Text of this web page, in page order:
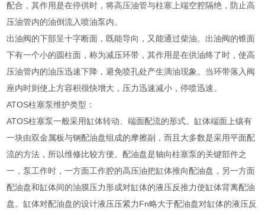
配合，其作用是在停供时，将高压油管与柱塞上端空腔隔绝，防止高
压油管内的油倒流入喷油泵内。
出油阀的下部呈十字断面，既能导向，又能通过柴油。出油阀的锥面
下有一个小的圆柱面，称为减压环带，其作用是在供油终了时，使高
压油管内的油压迅速下降，避免喷孔处产生滴油现象。当环带落入阀
座内时则使上方容积很快增大，压力迅速减小，停喷迅速。
ATOS柱塞泵维护类型：
ATOS柱塞泵一般采用缸体转动、端面配流的形式。缸体端面上镶有
一块由双金属板与钢配油盘组成的摩擦副，而且大多数是采用平面配
流的方法，所以维修比较方便。配油盘是轴向柱塞泵的关键部件之
一，泵工作时，一方面工作腔的高压油把缸体推向配油盘，另一方面
配油盘和缸体间的油膜压力形成对缸体的液压反推力使缸体背离配油
盘。缸体对配油盘的设计液压压紧力Fn略大于配油盘对缸体的液压反